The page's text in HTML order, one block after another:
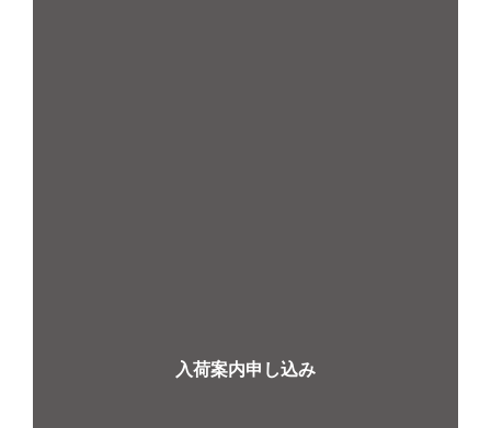
入荷案内申し込み